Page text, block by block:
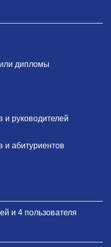
дипломы
и руководителей
и абитуриентов
и 4 пользователя